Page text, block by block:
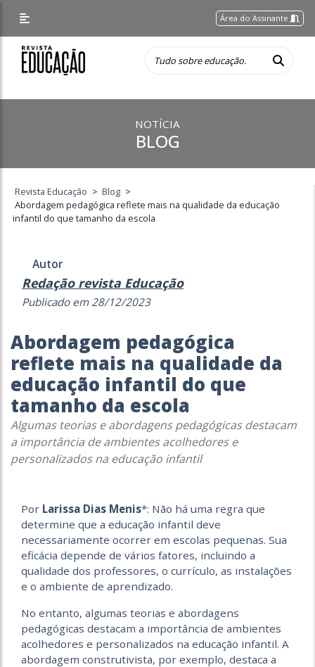
Área do Assinante
NOTÍCIA
BLOG
Revista Educação > Blog >
Abordagem pedagógica reflete mais na qualidade da educação
infantil do que tamanho da escola
Autor
Redação revista Educação
Publicado em 28/12/2023
Abordagem pedagógica
reflete mais na qualidade da
educação infantil do que
tamanho da escola
Algumas teorias e abordagens pedagógicas destacam
a importância de ambientes acolhedores e
personalizados na educação infantil
Por Larissa Dias Menis*: Não há uma regra que
determine que a educação infantil deve
necessariamente ocorrer em escolas pequenas. Sua
eficácia depende de vários fatores, incluindo a
qualidade dos professores, o currículo, as instalações
e o ambiente de aprendizado.
No entanto, algumas teorias e abordagens
pedagógicas destacam a importância de ambientes
acolhedores e personalizados na educação infantil. A
abordagem construtivista, por exemplo, destaca a